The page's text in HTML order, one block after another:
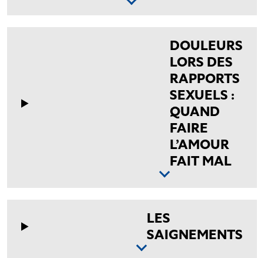
DOULEURS
LORS DES
RAPPORTS
SEXUELS :
QUAND
FAIRE
L’AMOUR
FAIT MAL
LES
SAIGNEMENTS